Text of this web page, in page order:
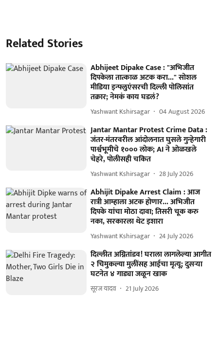
Related Stories
Abhijeet Dipake Case : "अभिजीत
दिपकेला तात्काळ अटक करा..." सोशल
मीडिया इन्फ्लुएंसरची दिल्ली पोलिसांत
तक्रार; नेमकं काय घडलं?
Yashwant Kshirsagar 04 August 2026
Jantar Mantar Protest Crime Data :
जंतर-मंतरवरील आंदोलनात घुसले गुन्हेगारी
पार्श्वभूमीचे १००० लोक; AI ने ओळखले
चेहरे, पोलीसही चकित
Yashwant Kshirsagar 28 July 2026
Abhijit Dipake Arrest Claim : आज
रात्री आम्हाला अटक होणार... अभिजीत
दिपके यांचा मोठा दावा; तिसरी चूक करु
नका, सरकारला थेट इशारा
Yashwant Kshirsagar 24 July 2026
दिल्लीत अग्नितांडव! घराला लागलेल्या आगीत
२ चिमुकल्या मुलींसह आईचा मृत्यू; दुसऱ्या
घटनेत ४ गाड्या जळून खाक
सूरज यादव 21 July 2026